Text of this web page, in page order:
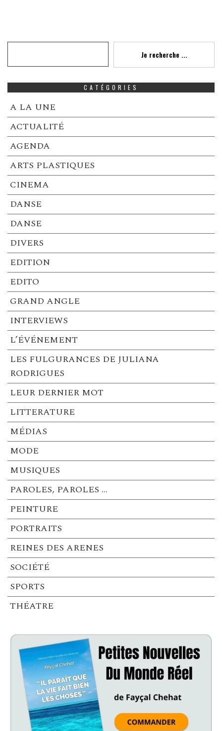
Je recherche ...
CATÉGORIES
A LA UNE
ACTUALITÉ
AGENDA
ARTS PLASTIQUES
CINEMA
DANSE
DANSE
DIVERS
EDITION
EDITO
GRAND ANGLE
INTERVIEWS
L’ÉVÉNEMENT
LES FULGURANCES DE JULIANA
RODRIGUES
LEUR DERNIER MOT
LITTERATURE
MÉDIAS
MODE
MUSIQUES
PAROLES, PAROLES …
PEINTURE
PORTRAITS
REINES DES ARENES
SOCIÉTÉ
SPORTS
THÉATRE